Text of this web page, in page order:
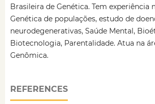
Brasileira de Genética. Tem experiência
Genética de populações, estudo de
neurodegenerativas, Saúde Mental,
Biotecnologia, Parentalidade. Atua na
Genômica.
REFERENCES